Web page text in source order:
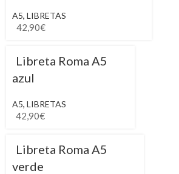
A5, LIBRETAS
42,90€
Libreta Roma A5
azul
A5, LIBRETAS
42,90€
Libreta Roma A5
verde